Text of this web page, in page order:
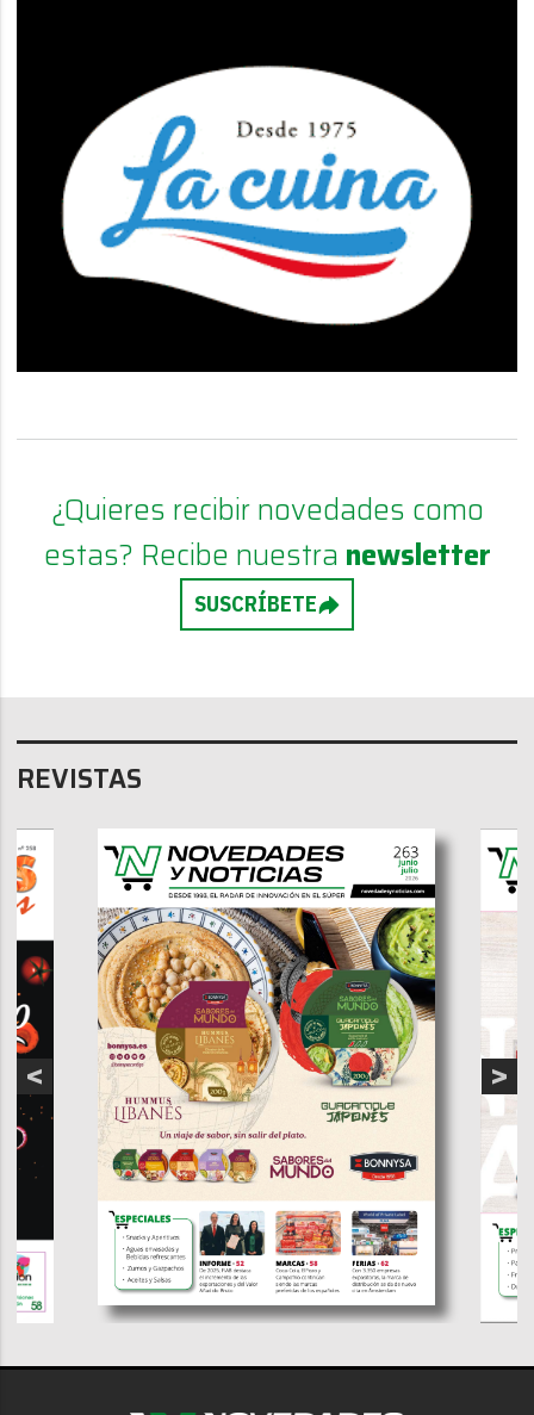
¿Quieres recibir novedades como
estas? Recibe nuestra newsletter
SUSCRÍBETE
REVISTAS